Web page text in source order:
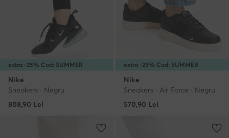
extra -25% Cod: SUMMER
Nike
Sneakers · Negru
808,90 Lei
extra -25% Cod: SUMMER
Nike
Sneakers · Air Force · Negru
570,90 Lei